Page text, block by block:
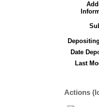
Date
Last
Actions